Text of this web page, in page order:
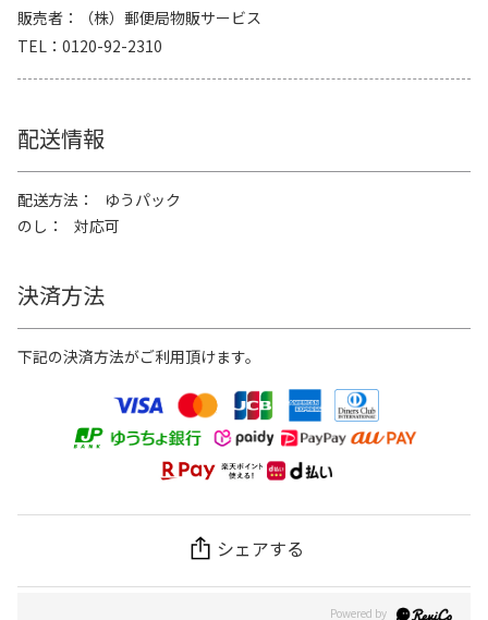
販売者
（株）郵便局物販サービス
TEL
0120-92-2310
配送情報
配送方法
ゆうパック
のし
対応可
決済方法
下記の決済方法がご利用頂けます。
シェアする